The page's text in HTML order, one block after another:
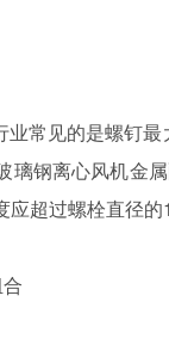
常见的是螺钉最
璃钢离心风机金
超过螺栓直径的